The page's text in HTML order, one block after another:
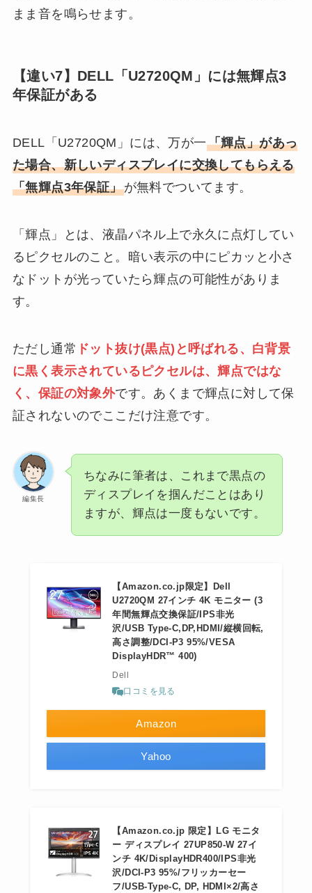
まま音を鳴らせます。
【違い7】DELL「U2720QM」には無輝点3
年保証がある
DELL「U2720QM」には、万が一「輝点」があっ
た場合、新しいディスプレイに交換してもらえる
「無輝点3年保証」が無料でついてます。
「輝点」とは、液晶パネル上で永久に点灯してい
るピクセルのこと。暗い表示の中にピカッと小さ
なドットが光っていたら輝点の可能性がありま
す。
ただし通常 ドット抜け(黒点)と呼ばれる、白背景
に黒く表示されているピクセルは、輝点ではな
く、保証の対象外です。あくまで輝点に対して保
証されないのでここだけ注意です。
編集長
ちなみに筆者は、これまで黒点の
ディスプレイを掴んだことはあり
ますが、輝点は一度もないです。
【Amazon.co.jp限定】Dell
U2720QM 27インチ 4K モニター (3
年間無輝点交換保証/IPS非光
沢/USB Type-C,DP,HDMI/縦横回転,
高さ調整/DCI-P3 95%/VESA
DisplayHDR™ 400)
Dell
口コミを見る
Amazon
Yahoo
【Amazon.co.jp 限定】LG モニタ
ー ディスプレイ 27UP850-W 27イ
ンチ 4K/DisplayHDR400/IPS非光
沢/DCI-P3 95%/フリッカーセー
フ/USB-Type-C, DP, HDMI×2/高さ